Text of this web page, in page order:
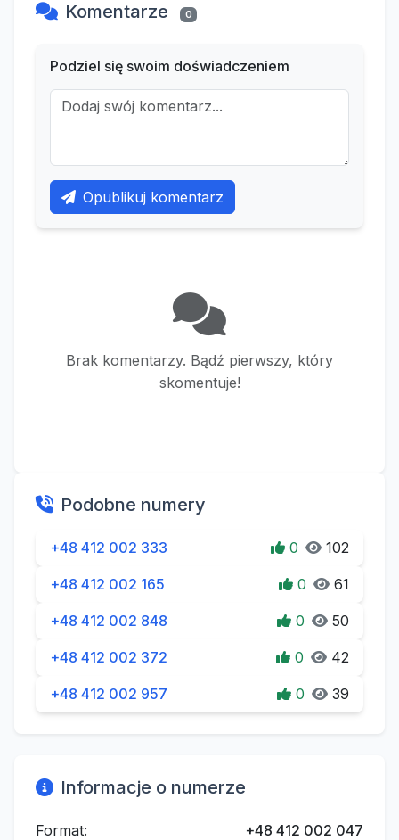
Komentarze 0
Podziel się swoim doświadczeniem
Opublikuj komentarz
Brak komentarzy. Bądź pierwszy, który
skomentuje!
Podobne numery
+48 412 002 333 0 102
+48 412 002 165 0 61
+48 412 002 848 0 50
+48 412 002 372 0 42
+48 412 002 957 0 39
Informacje o numerze
Format: +48 412 002 047